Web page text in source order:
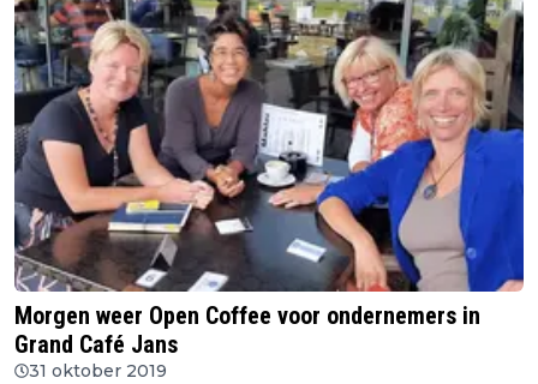
Morgen weer Open Coffee voor ondernemers in
Grand Café Jans
31 oktober 2019